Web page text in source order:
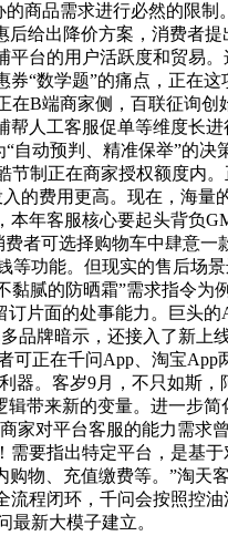
商品需求进行必然的限
给出降价方案，消费者
台的用户活跃度和贸易
“数学题”的痛点，正在
B端商家侧，百联征询
人工客服促单等维度长
动预判、精准保举”的
制正在商家授权额度内
费用更高。现在，海量
年客服核心要起头背负
者可选择购物车中肆意
功能。但现实的售后场
腻的防晒霜”需求指令
片面的处事能力。巨头
品牌暗示，还接入了新
正在千问App、淘宝
器。客岁9月，不只如斯
带来新的变量。进一步
家对平台客服的能力需求
要指出特定平台，是基
物、充值缴费等。”淘天
程闭环，千问会按照控
新大模子建立。